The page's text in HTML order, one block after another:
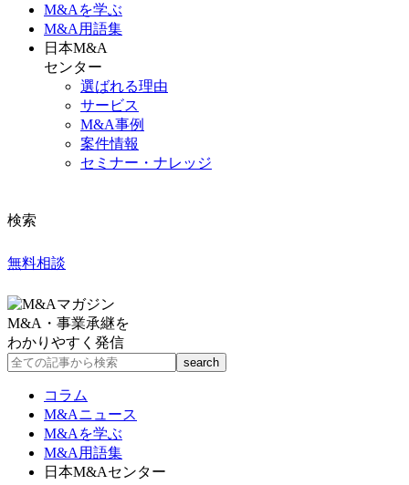
M&Aを学ぶ
M&A 用語集
日本M&A
センター
選ばれる理由
サービス
M&A事例
案件情報
セミナー・ナレッジ
検索
無料相談
M&A・事業承継を
わかりやすく発信
コラム
M&Aニュース
M&Aを学ぶ
M&A用語集
日本M&Aセンター